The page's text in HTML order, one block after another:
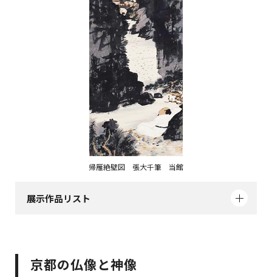
帰雁絶壁図 張大千筆 当館
展示作品リスト
京都の仏像と神像